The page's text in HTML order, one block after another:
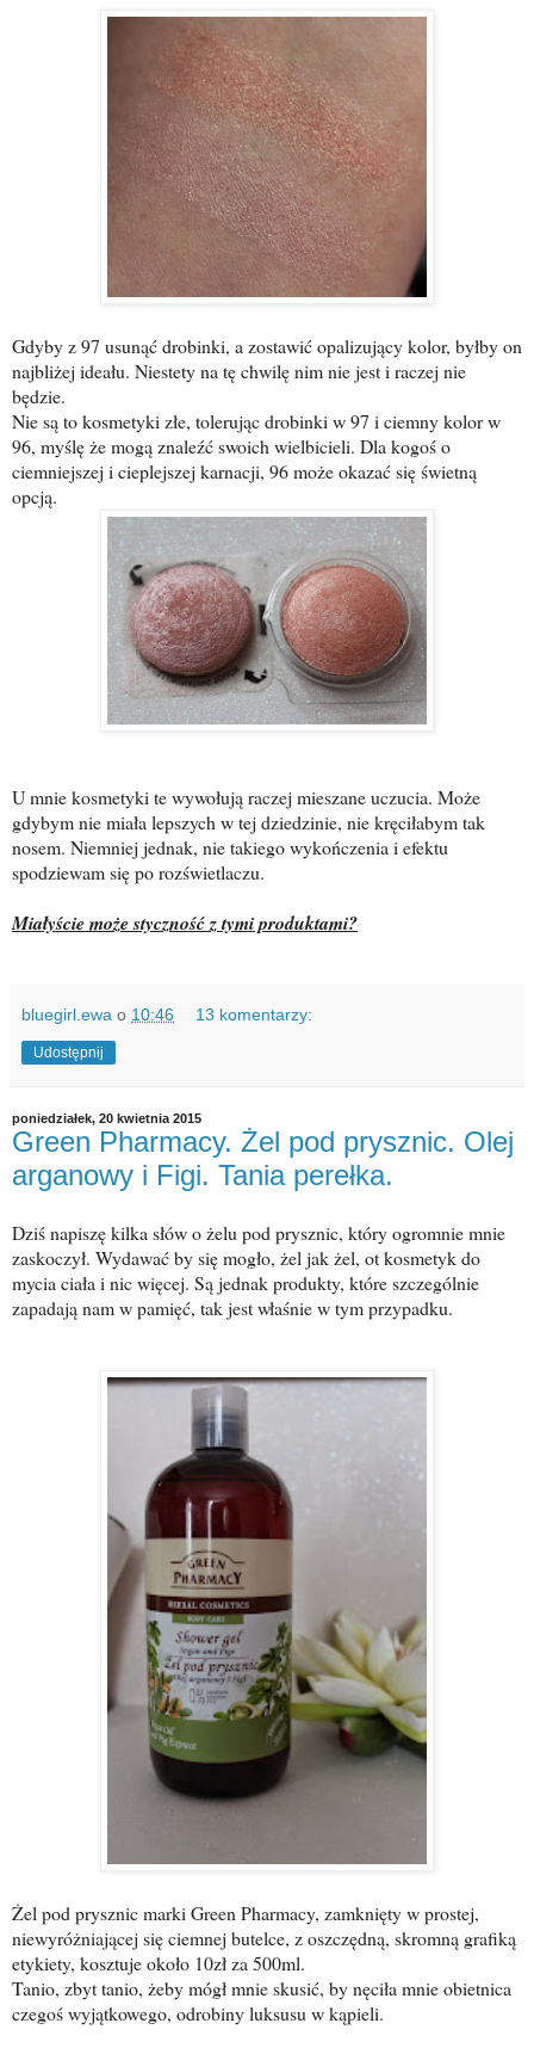
Gdyby z 97 usunąć drobinki, a zostawić opalizujący kolor, byłby on
najbliżej ideału. Niestety na tę chwilę nim nie jest i raczej nie
będzie.
Nie są to kosmetyki złe, tolerując drobinki w 97 i ciemny kolor w
96, myślę że mogą znaleźć swoich wielbicieli. Dla kogoś o
ciemniejszej i cieplejszej karnacji, 96 może okazać się świetną
opcją.
U mnie kosmetyki te wywołują raczej mieszane uczucia. Może
gdybym nie miała lepszych w tej dziedzinie, nie kręciłabym tak
nosem. Niemniej jednak, nie takiego wykończenia i efektu
spodziewam się po rozświetlaczu.
Miałyście może styczność z tymi produktami?
bluegirl.ewa o 10:46 13 komentarzy:
Udostępnij
poniedziałek, 20 kwietnia 2015
Green Pharmacy. Żel pod prysznic. Olej
arganowy i Figi. Tania perełka.
Dziś napiszę kilka słów o żelu pod prysznic, który ogromnie mnie
zaskoczył. Wydawać by się mogło, żel jak żel, ot kosmetyk do
mycia ciała i nic więcej. Są jednak produkty, które szczególnie
zapadają nam w pamięć, tak jest właśnie w tym przypadku.
Żel pod prysznic marki Green Pharmacy, zamknięty w prostej,
niewyróżniającej się ciemnej butelce, z oszczędną, skromną grafiką
etykiety, kosztuje około 10zł za 500ml.
Tanio, zbyt tanio, żeby mógł mnie skusić, by nęciła mnie obietnica
czegoś wyjątkowego, odrobiny luksusu w kąpieli.